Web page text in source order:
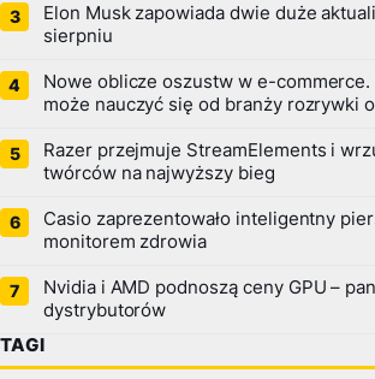
Elon Musk zapowiada dwie duże
sierpniu
Nowe oblicze oszustw w e-commerce.
może nauczyć się od branży rozrywki
Razer przejmuje StreamElements i
twórców na najwyższy bieg
Casio zaprezentowało inteligentny
monitorem zdrowia
Nvidia i AMD podnoszą ceny GPU –
dystrybutorów
TAGI